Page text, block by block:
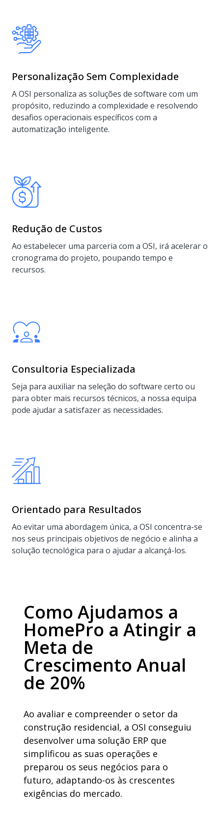
Personalização Sem Complexidade
A OSI personaliza as soluções de software com um
propósito, reduzindo a complexidade e resolvendo
desafios operacionais específicos com a
automatização inteligente.
Redução de Custos
Ao estabelecer uma parceria com a OSI, irá acelerar o
cronograma do projeto, poupando tempo e
recursos.
Consultoria Especializada
Seja para auxiliar na seleção do software certo ou
para obter mais recursos técnicos, a nossa equipa
pode ajudar a satisfazer as necessidades.
Orientado para Resultados
Ao evitar uma abordagem única, a OSI concentra-se
nos seus principais objetivos de negócio e alinha a
solução tecnológica para o ajudar a alcançá-los.
Como Ajudamos a
HomePro a Atingir a
Meta de
Crescimento Anual
de 20%
Ao avaliar e compreender o setor da
construção residencial, a OSI conseguiu
desenvolver uma solução ERP que
simplificou as suas operações e
preparou os seus negócios para o
futuro, adaptando-os às crescentes
exigências do mercado.